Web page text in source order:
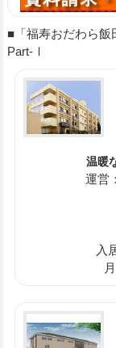
■「福寿おだわら飯
Part-Ⅰ
温暖
運営
入